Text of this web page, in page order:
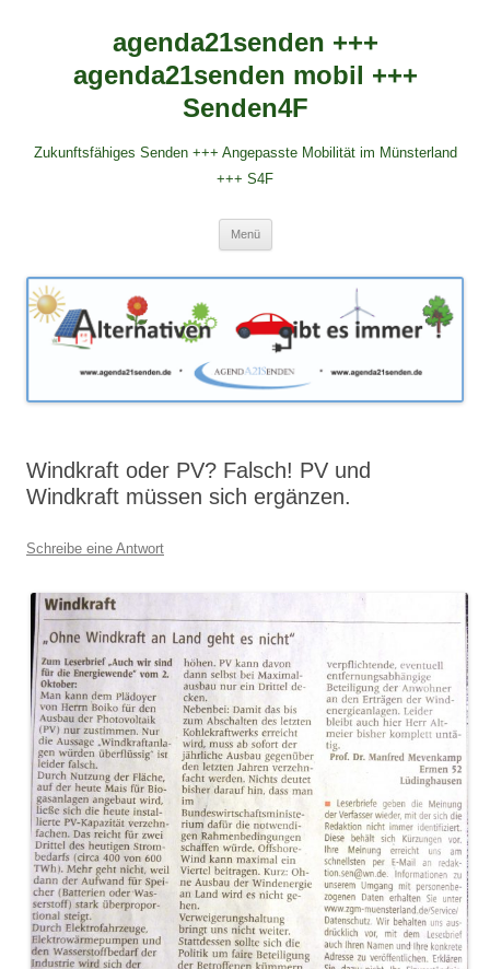
agenda21senden +++
agenda21senden mobil +++
Senden4F
Zukunftsfähiges Senden +++ Angepasste Mobilität im Münsterland
+++ S4F
Menü
Windkraft oder PV? Falsch! PV und
Windkraft müssen sich ergänzen.
Schreibe eine Antwort